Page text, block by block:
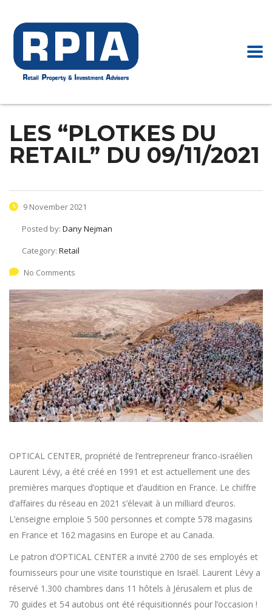
LES “PLOTKES DU
RETAIL” DU 09/11/2021
9 November 2021
Posted by: Dany Nejman
Category: Retail
No Comments
OPTICAL CENTER, propriété de l’entrepreneur franco-israélien
Laurent Lévy, a été créé en 1991 et est actuellement une des
premières marques d’optique et d’audition en France. Le chiffre
d’affaires du réseau en 2021 s’élevait à un milliard d’euros.
L’enseigne emploie 5 500 personnes et compte 578 magasins
en France et 162 magasins en Europe et au Canada.
Le patron d’OPTICAL CENTER a invité 2700 de ses employés et
fournisseurs pour une visite touristique en Israël. Laurent Lévy a
réservé 1.300 chambres dans 11 hôtels à Jérusalem et plus de
70 guides et 54 autobus ont été réquisitionnés pour l’occasion !